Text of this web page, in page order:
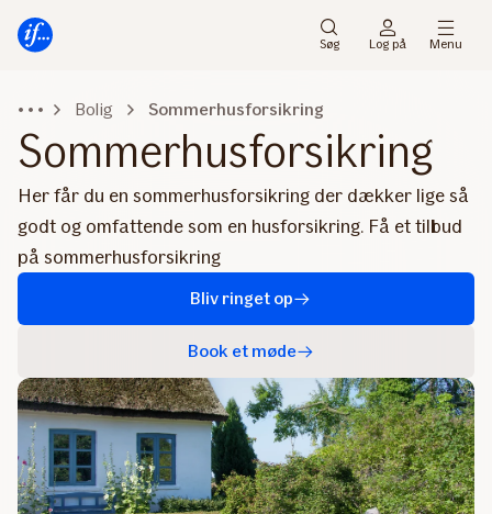
Søg Log på Menu
Bolig Sommerhusforsikring
Sommerhusforsikring
Her får du en sommerhusforsikring der dækker lige så
godt og omfattende som en husforsikring. Få et tilbud
på sommerhusforsikring
Bliv ringet op
Book et møde